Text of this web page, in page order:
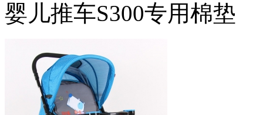
婴儿推车S300专用棉垫